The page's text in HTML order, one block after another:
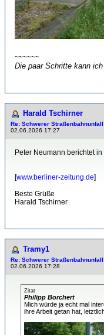
~~~~~~
Die paar Schritte kann ich
Harald Tschirner
Re: Schwerer
02.06.2026 17:27
Peter Neumann berichtet
[www.berliner-zeitung.de]
Beste Grüße
Harald Tschirner
Tramy1
Re: Schwerer
02.06.2026 17:28
Zitat
Philipp Borchert
Mich würde ja echt mal
ihre Arbeit getan hat,